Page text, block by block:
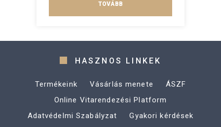
TOVÁBB
HASZNOS LINKEK
Termékeink Vásárlás menete
ÁSZF
Online Vitarendezési Platform
Adatvédelmi Szabályzat
Gyakori kérdések